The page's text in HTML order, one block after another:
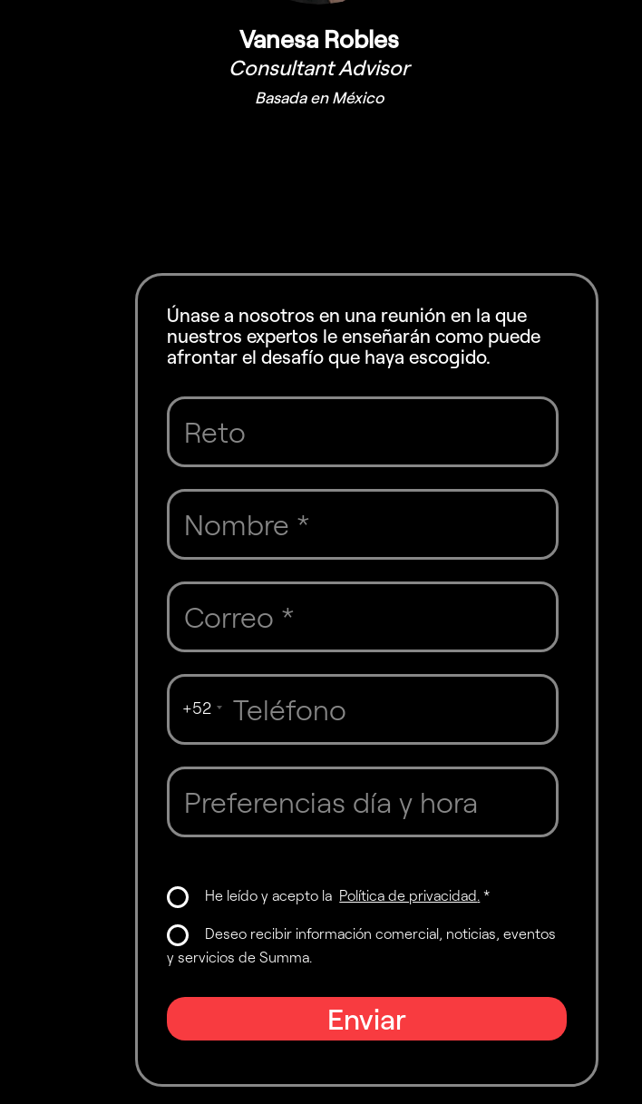
Vanesa Robles
Consultant Advisor
Basada en México
Únase a nosotros en una reunión en la que
nuestros expertos le enseñarán como puede
afrontar el desafío que haya escogido.
+52
He leído y acepto la Política de privacidad. *
Deseo recibir información comercial, noticias, eventos
y servicios de Summa.